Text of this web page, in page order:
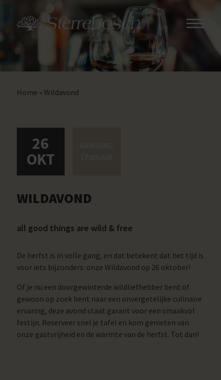
Home » Wildavond
26
OKT
WILDAVOND
all good things are wild & free
De herfst is in volle gang, en dat betekent dat het tijd is
voor iets bijzonders: onze Wildavond op 26 oktober!
Of je nu een doorgewinterde wildliefhebber bent of
gewoon op zoek bent naar een onvergetelijke culinaire
ervaring, deze avond staat garant voor een smaakvol
festijn. Reserveer snel je tafel en kom genieten van
onze gastvrijheid en de warmte van de herfst. Tot dan!